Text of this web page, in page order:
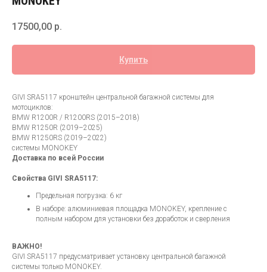
17500,00 р.
Купить
GIVI SRA5117 кронштейн центральной багажной системы для
мотоциклов:
BMW R1200R / R1200RS (2015–2018)
BMW R1250R (2019–2025)
BMW R1250RS (2019–2022)
системы MONOKEY
Доставка по всей России
Свойства GIVI SRA5117:
Предельная погрузка: 6 кг
В наборе: алюминиевая площадка MONOKEY, крепление с
полным набором для установки без доработок и сверления
ВАЖНО!
GIVI SRA5117 предусматривает установку центральной багажной
системы только MONOKEY.